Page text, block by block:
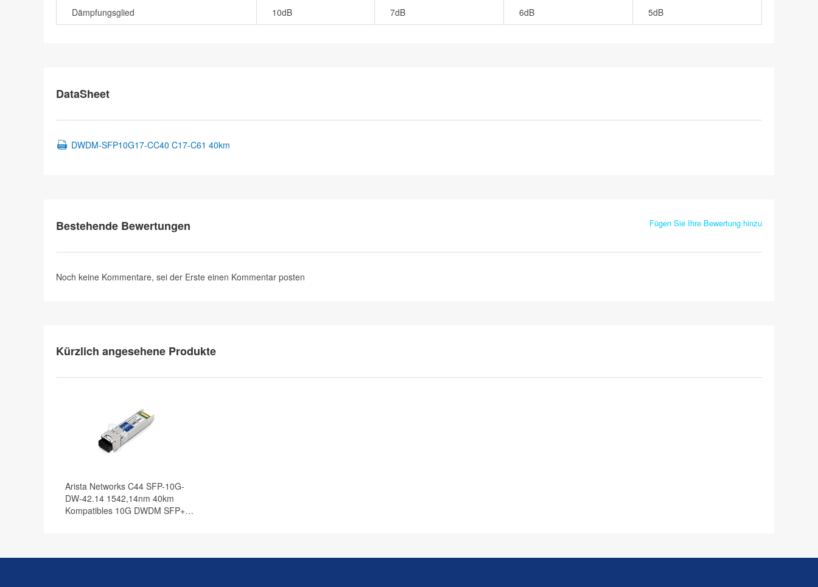
Dämpfungsglied 10dB 7dB 6dB 5dB
DataSheet
DWDM-SFP10G17-CC40 C17-C61 40km
Bestehende Bewertungen Fügen Sie Ihre Bewertung hinzu
Noch keine Kommentare, sei der Erste einen Kommentar posten
Kürzlich angesehene Produkte
Arista Networks C44 SFP-10G-
DW-42.14 1542,14nm 40km
Kompatibles 10G DWDM SFP+